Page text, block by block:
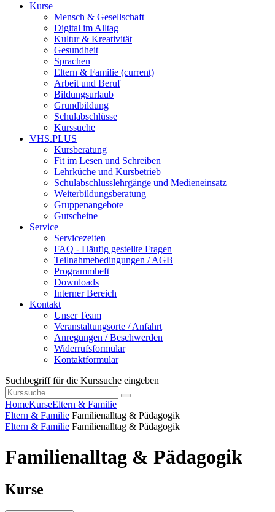
Kurse
Mensch & Gesellschaft
Digital im Alltag
Kultur & Kreativität
Gesundheit
Sprachen
Eltern & Familie (current)
Arbeit und Beruf
Bildungsurlaub
Grundbildung
Schulabschlüsse
Kurssuche
VHS.PLUS
Kursberatung
Fit im Lesen und Schreiben
Lehrküche und Kursbetrieb
Schulabschlusslehrgänge und Medieneinsatz
Weiterbildungsberatung
Gruppenangebote
Gutscheine
Service
Servicezeiten
FAQ - Häufig gestellte Fragen
Teilnahmebedingungen / AGB
Programmheft
Downloads
Interner Bereich
Kontakt
Unser Team
Veranstaltungsorte / Anfahrt
Anregungen / Beschwerden
Widerrufsformular
Kontaktformular
Suchbegriff für die Kurssuche eingeben
HomeKurseEltern & Familie
Eltern & Familie Familienalltag & Pädagogik
Eltern & Familie Familienalltag & Pädagogik
Familienalltag & Pädagogik
Kurse